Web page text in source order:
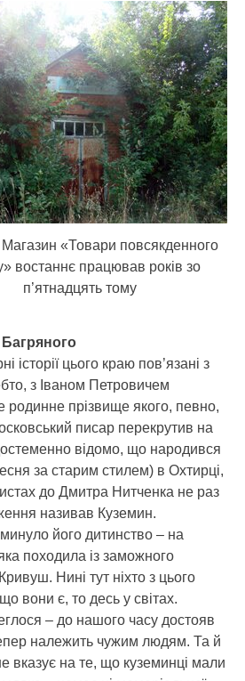
«Товари повсякденного
востаннє працював років зо
п’ятнадцять тому
Багряного
історії цього краю пов’язані з
з Іваном Петровичем
родинне прізвище якого, певно,
писар перекрутив на
відомо, що народився
за старим стилем) в Охтирці,
до Дмитра Нитченка не раз
називав Куземин.
його дитинство – на
походила із заможного
Нині тут ніхто з цього
вони є, то десь у світах.
– до нашого часу достояв
належить чужим людям. Та й
вказує на те, що куземинці мали